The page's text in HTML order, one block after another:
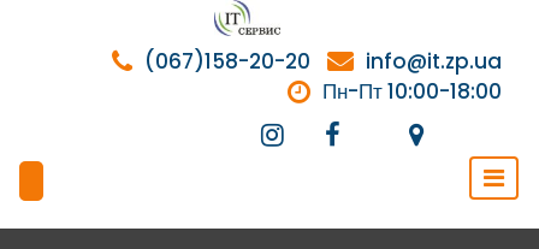
содержимому
info@it.zp.ua
(067)158-20-20
Пн-Пт 10:00-18:00